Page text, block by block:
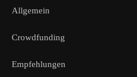
Allgemein
Crowdfunding
Empfehlungen